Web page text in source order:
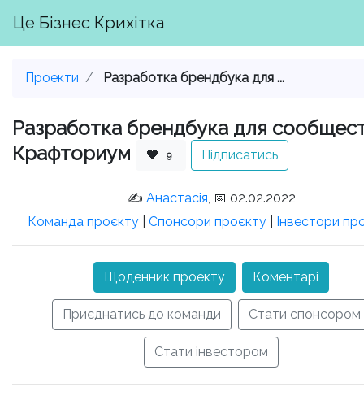
Це Бізнес Крихітка
Проекти Разработка брендбука для ...
Разработка брендбука для
Крафториум
🖤 9 Підписатись
✍️ Анастасія, 📅 02.02.2022
Команда проєкту
Спонсори проєкту Інвестори
Щоденник проекту Коментарі
Приєднатись до команди Стати спонсором
Стати інвестором